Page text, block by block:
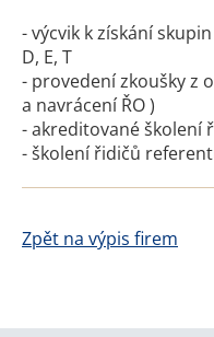
- výcvik k získání
D, E, T
- provedení zkoušky z
a navrácení ŘO )
- akreditované školení
- školení řidičů
Zpět na výpis firem